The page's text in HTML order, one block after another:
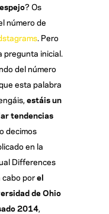
? Os
número de
. Pero
pregunta inicial.
del número
esta palabra
estáis un
tendencias
decimos
en la
Differences
cabo porel
de Ohio
2014,